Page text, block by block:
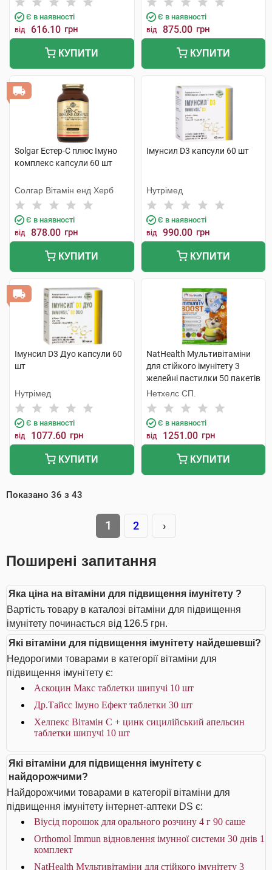
Є в наявності
від 616.10 грн
КУПИТИ
Є в наявності
від 875.00 грн
КУПИТИ
Solgar Естер-С плюс Імуно
комплекс капсули 60 шт
Солгар Вітамін енд Херб
Є в наявності
від 878.00 грн
КУПИТИ
Імунсил D3 капсули 60 шт
Нутрімед
Є в наявності
від 990.00 грн
КУПИТИ
Імунсил D3 Дуо капсули 60
шт
Нутрімед
Є в наявності
від 1077.60 грн
КУПИТИ
NatHealth Мультивітаміни
для стійкого імунітету 3
желейні пастилки 50 пакетів
Нетхелс СП.
Є в наявності
від 1251.00 грн
КУПИТИ
Показано 36 з 43
1 2 ›
Поширені запитання
Яка ціна на вітаміни для підвищення імунітету ?
Вартість товару в каталозі вітаміни для підвищення
імунітету починається від 126.5 грн.
Які вітаміни для підвищення імунітету найдешевші?
Недорогими товарами в категорії вітаміни для
підвищення імунітету є:
Аскоцин Макс таблетки шипучі 10 шт
Др.Тайсс Імуно Ефект таблетки 30 шт
Хелпекс Вітамін С + цинк сицилійський апельсин
таблетки шипучі 10 шт
Які вітаміни для підвищення імунітету є
найдорожчими?
Найдорожчими товарами в категорії вітаміни для
підвищення імунітету інтернет-аптеки DS є:
Віусід порошок для орального розчину 4 г 90 саше
Orthomol Immun відновлення імунної системи 30 днів 1
комплект
NatHealth Мультивітаміни для стійкого імунітету 3